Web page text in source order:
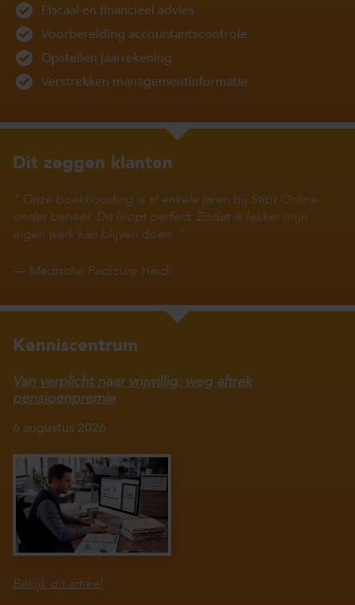
Fiscaal en financieel advies
Voorbereiding accountantscontrole
Opstellen jaarrekening
Verstrekken managementinformatie
Dit zeggen klanten
Onze boekhouding is al enkele jaren bij Stipt Online
onder beheer. Dit loopt perfect. Zodat ik lekker mijn
eigen werk kan blijven doen.
— Medische Pedicure Heidi
Kenniscentrum
Van verplicht naar vrijwillig: weg aftrek
pensioenpremie
6 augustus 2026
Bekijk dit artikel